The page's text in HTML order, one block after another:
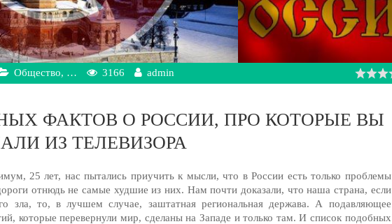
Общество, … 3166 admin
ФАКТОВ О РОССИИ, ПРО КОТОРЫЕ ВЫ
ИЗ ТЕЛЕВИЗОРА
25 лет, нас пытались приучить к мысли, что в России есть только проблемы
отнюдь не самые худшие из них. Нам почти доказали, что наша страна, если
зла, то, в лучшем случае, заштатная региональная держава. А подавляющее
которые перевернули мир, сделаны на Западе и только там. И список подобных